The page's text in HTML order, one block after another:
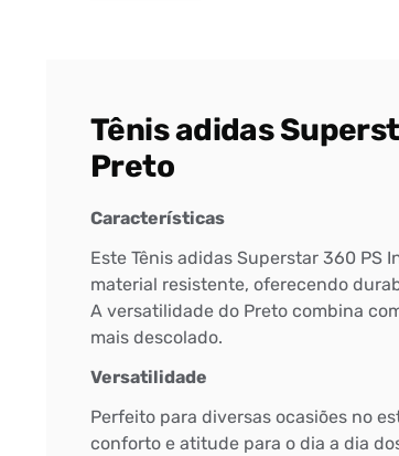
Tênis adidas
Preto
Características
Este Tênis adidas Superstar 360 PS
material resistente, oferecendo
A versatilidade do Preto combina
mais descolado.
Versatilidade
Perfeito para diversas ocasiões no
conforto e atitude para o dia a dia